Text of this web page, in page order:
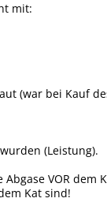
mit:
(war bei Kauf
(Leistung).
VOR dem
Kat sind!